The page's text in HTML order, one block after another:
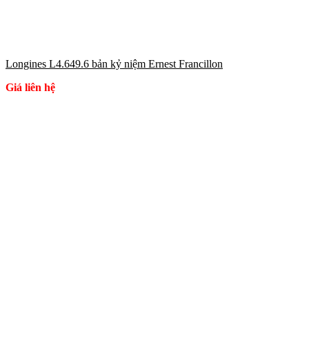
Longines L4.649.6 bản kỷ niệm Ernest Francillon
Giá liên hệ